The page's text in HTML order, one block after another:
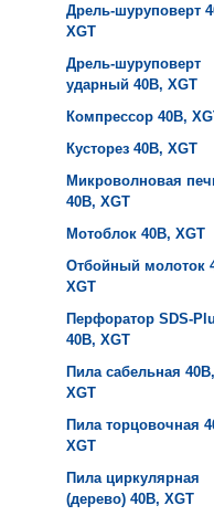
Дрель-шуруповерт
XGT
Дрель-шуруповерт
ударный 40B, XGT
Компрессор 40B,
Кусторез 40B, XGT
Микроволновая
40B, XGT
Мотоблок 40B, XGT
Отбойный молоток
XGT
Перфоратор SDS-
40B, XGT
Пила сабельная 40B,
XGT
Пила торцовочная
XGT
Пила циркулярная
(дерево) 40B, XGT